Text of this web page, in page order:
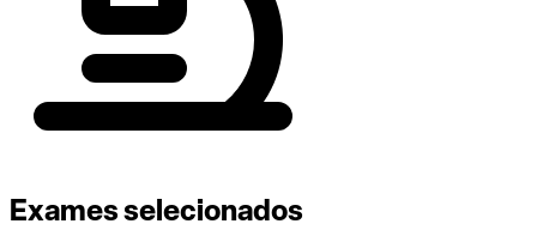
Exames selecionados